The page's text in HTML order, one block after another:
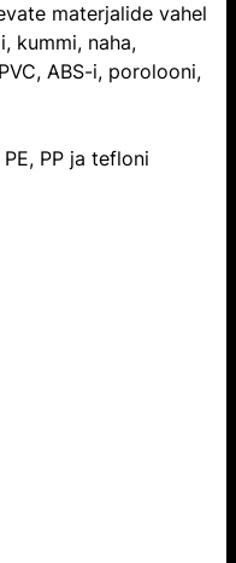
materjalide vahel
kummi, naha,
ABS-i, porolooni,
PP ja tefloni